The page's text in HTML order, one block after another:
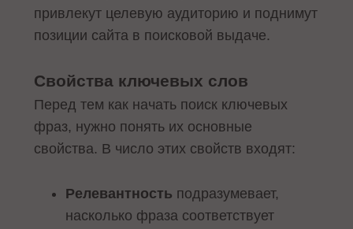
привлекут целевую аудиторию и поднимут
позиции сайта в поисковой выдаче.
Свойства ключевых слов
Перед тем как начать поиск ключевых
фраз, нужно понять их основные
свойства. В число этих свойств входят:
Релевантность подразумевает,
насколько фраза соответствует